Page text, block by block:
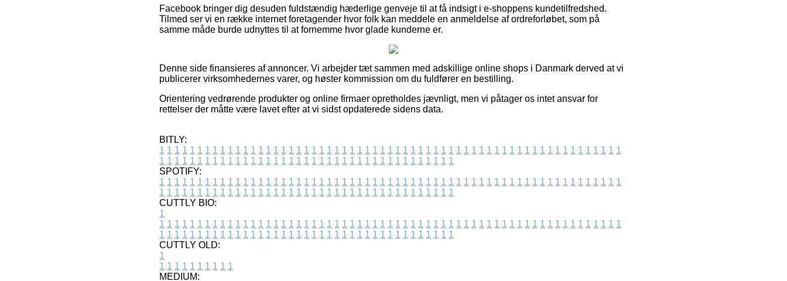
Facebook bringer dig desuden fuldstændig hæderlige genveje til at få indsigt i e-shoppens kundetilfredshed.
Tilmed ser vi en række internet foretagender hvor folk kan meddele en anmeldelse af ordreforløbet, som på
samme måde burde udnyttes til at fornemme hvor glade kunderne er.
Denne side finansieres af annoncer. Vi arbejder tæt sammen med adskillige online shops i Danmark derved at vi
publicerer virksomhedernes varer, og høster kommission om du fuldfører en bestilling.
Orientering vedrørende produkter og online firmaer opretholdes jævnligt, men vi påtager os intet ansvar for
rettelser der måtte være lavet efter at vi sidst opdaterede sidens data.
BITLY:
1 1 1 1 1 1 1 1 1 1 1 1 1 1 1 1 1 1 1 1 1 1 1 1 1 1 1 1 1 1 1 1 1 1 1 1 1 1 1 1 1 1 1 1 1 1 1 1 1 1 1 1 1 1 1 1 1 1 1 1 1
1 1 1 1 1 1 1 1 1 1 1 1 1 1 1 1 1 1 1 1 1 1 1 1 1 1 1 1 1 1 1 1 1 1 1 1 1 1 1
SPOTIFY:
1 1 1 1 1 1 1 1 1 1 1 1 1 1 1 1 1 1 1 1 1 1 1 1 1 1 1 1 1 1 1 1 1 1 1 1 1 1 1 1 1 1 1 1 1 1 1 1 1 1 1 1 1 1 1 1 1 1 1 1 1
1 1 1 1 1 1 1 1 1 1 1 1 1 1 1 1 1 1 1 1 1 1 1 1 1 1 1 1 1 1 1 1 1 1 1 1 1 1 1
CUTTLY BIO:
1
1 1 1 1 1 1 1 1 1 1 1 1 1 1 1 1 1 1 1 1 1 1 1 1 1 1 1 1 1 1 1 1 1 1 1 1 1 1 1 1 1 1 1 1 1 1 1 1 1 1 1 1 1 1 1 1 1 1 1 1 1
1 1 1 1 1 1 1 1 1 1 1 1 1 1 1 1 1 1 1 1 1 1 1 1 1 1 1 1 1 1 1 1 1 1 1 1 1 1 1
CUTTLY OLD:
1
1 1 1 1 1 1 1 1 1 1
MEDIUM: